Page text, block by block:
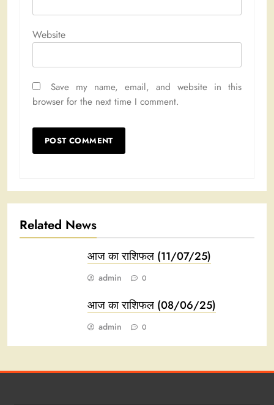
Website
Save my name, email, and website in this
browser for the next time I comment.
Related News
आज का राशिफल (11/07/25)
admin 0
आज का राशिफल (08/06/25)
admin 0